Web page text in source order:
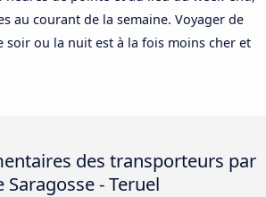
au courant de la semaine. Voyager de
soir ou la nuit est à la fois moins cher et
des transporteurs par
- Teruel